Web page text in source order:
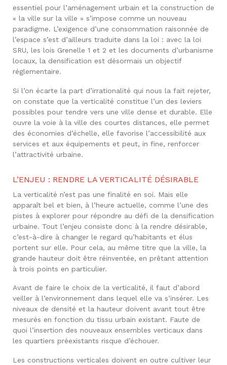
essentiel pour l’aménagement urbain et la construction de
« la ville sur la ville » s’impose comme un nouveau
paradigme. L’exigence d’une consommation raisonnée de
l’espace s’est d’ailleurs traduite dans la loi : avec la loi
SRU, les lois Grenelle 1 et 2 et les documents d’urbanisme
locaux, la densification est désormais un objectif
réglementaire.
Si l’on écarte la part d’irrationalité qui nous la fait rejeter,
on constate que la verticalité constitue l’un des leviers
possibles pour tendre vers une ville dense et durable. Elle
ouvre la voie à la ville des courtes distances, elle permet
des économies d’échelle, elle favorise l’accessibilité aux
services et aux équipements et peut, in fine, renforcer
l’attractivité urbaine.
L’ENJEU : RENDRE LA VERTICALITÉ DÉSIRABLE
La verticalité n’est pas une finalité en soi. Mais elle
apparaît bel et bien, à l’heure actuelle, comme l’une des
pistes à explorer pour répondre au défi de la densification
urbaine. Tout l’enjeu consiste donc à la rendre désirable,
c’est-à-dire à changer le regard qu’habitants et élus
portent sur elle. Pour cela, au même titre que la ville, la
grande hauteur doit être réinventée, en prêtant attention
à trois points en particulier.
Avant de faire le choix de la verticalité, il faut d’abord
veiller à l’environnement dans lequel elle va s’insérer. Les
niveaux de densité et la hauteur doivent avant tout être
mesurés en fonction du tissu urbain existant. Faute de
quoi l’insertion des nouveaux ensembles verticaux dans
les quartiers préexistants risque d’échouer.
Les constructions verticales doivent en outre cultiver leur